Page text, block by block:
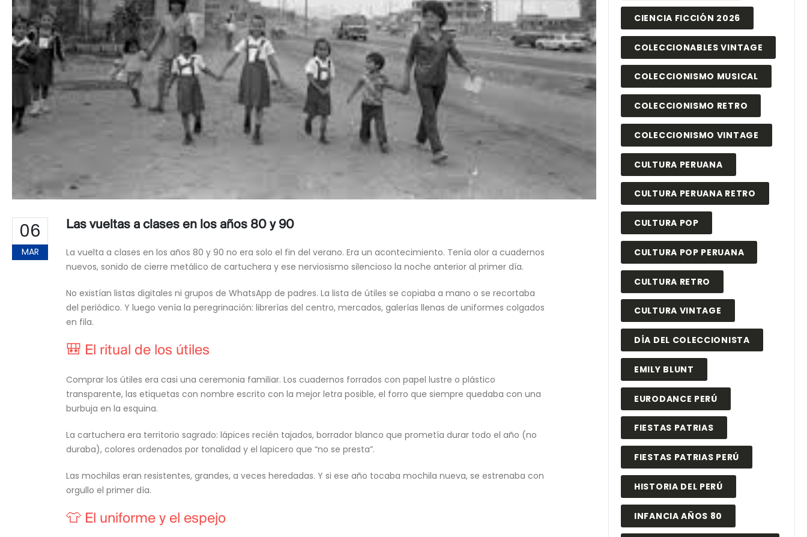
06
MAR
Las vueltas a clases en los años 80 y 90
La vuelta a clases en los años 80 y 90 no era solo el fin del verano. Era un acontecimiento. Tenía olor a cuadernos
nuevos, sonido de cierre metálico de cartuchera y ese nerviosismo silencioso la noche anterior al primer día.
No existían listas digitales ni grupos de WhatsApp de padres. La lista de útiles se copiaba a mano o se recortaba
del periódico. Y luego venía la peregrinación: librerías del centro, mercados, galerías llenas de uniformes colgados
en fila.
🎒 El ritual de los útiles
Comprar los útiles era casi una ceremonia familiar. Los cuadernos forrados con papel lustre o plástico
transparente, las etiquetas con nombre escrito con la mejor letra posible, el forro que siempre quedaba con una
burbuja en la esquina.
La cartuchera era territorio sagrado: lápices recién tajados, borrador blanco que prometía durar todo el año (no
duraba), colores ordenados por tonalidad y el lapicero que “no se presta”.
Las mochilas eran resistentes, grandes, a veces heredadas. Y si ese año tocaba mochila nueva, se estrenaba con
orgullo el primer día.
👕 El uniforme y el espejo
CIENCIA FICCIÓN 2026
COLECCIONABLES VINTAGE
COLECCIONISMO MUSICAL
COLECCIONISMO RETRO
COLECCIONISMO VINTAGE
CULTURA PERUANA
CULTURA PERUANA RETRO
CULTURA POP
CULTURA POP PERUANA
CULTURA RETRO
CULTURA VINTAGE
DÍA DEL COLECCIONISTA
EMILY BLUNT
EURODANCE PERÚ
FIESTAS PATRIAS
FIESTAS PATRIAS PERÚ
HISTORIA DEL PERÚ
INFANCIA AÑOS 80